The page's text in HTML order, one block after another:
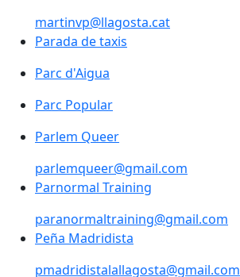
martinvp@llagosta.cat
Parada de taxis
Parada de taxis
Parc d'Aigua
Parc d'Aigua
Parc Popular
Parc Popular
Parlem Queer
parlemqueer@gmail.com
Parnormal Training
paranormaltraining@gmail.com
Peña Madridista
pmadridistalallagosta@gmail.com